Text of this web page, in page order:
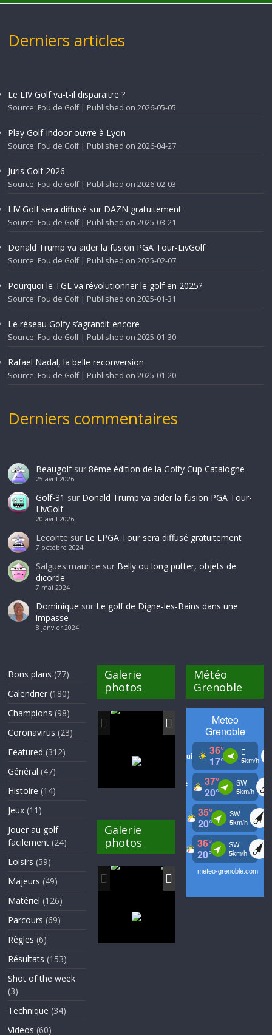
Derniers articles
Le LIV Golf va-t-il disparaitre ?
Source: Fou de Golf Published on 2026-05-05
Play Golf Indoor ouvre à Lyon
Source: Fou de Golf Published on 2026-04-27
Juris Golf 2026
Source: Fou de Golf Published on 2026-02-03
LIV Golf sera diffusé sur DAZN gratuitement
Source: Fou de Golf Published on 2025-03-21
Donald Trump va aider la fusion PGA Tour-LivGolf
Source: Fou de Golf Published on 2025-02-07
Pourquoi le TGL va révolutionner le golf en 2025?
Source: Fou de Golf Published on 2025-01-31
Le réseau Golfy s’agrandit encore
Source: Fou de Golf Published on 2025-01-30
Rafael Nadal, la belle reconversion
Source: Fou de Golf Published on 2025-01-20
Derniers commentaires
Beaugolfsur 8ème édition de la Golfy Cup Catalogne
25 avril 2026
Golf-31 sur Donald Trump va aider la fusion PGA Tour-
LivGolf
20 avril 2026
Leconte sur Le LPGA Tour sera diffusé gratuitement
7 octobre 2024
Salgues maurice sur Belly ou long putter, objets de
dicorde
7 mai 2024
Dominique sur Le golf de Digne-les-Bains dans une
impasse
8 janvier 2024
Bons plans (77)
Calendrier (180)
Champions (98)
Coronavirus (23)
Featured (312)
Général (47)
Histoire (14)
Jeux (11)
Jouer au golf
facilement (24)
Loisirs (59)
Majeurs (49)
Matériel (126)
Parcours (69)
Règles (6)
Résultats (153)
Shot of the week
(3)
Technique (34)
Videos (60)
Galerie
photos
Galerie
photos
Météo
Grenoble